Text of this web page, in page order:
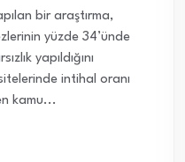
bir araştırma,
yüzde 34’ünde
yapıldığını
intihal oranı
kamu...